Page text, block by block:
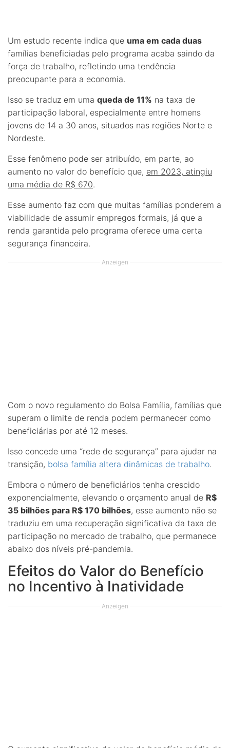
Um estudo recente indica que uma em cada duas
famílias beneficiadas pelo programa acaba saindo da
força de trabalho, refletindo uma tendência
preocupante para a economia.
Isso se traduz em uma queda de 11% na taxa de
participação laboral, especialmente entre homens
jovens de 14 a 30 anos, situados nas regiões Norte e
Nordeste.
Esse fenômeno pode ser atribuído, em parte, ao
aumento no valor do benefício que, em 2023, atingiu
uma média de R$ 670.
Esse aumento faz com que muitas famílias ponderem a
viabilidade de assumir empregos formais, já que a
renda garantida pelo programa oferece uma certa
segurança financeira.
Anzeigen
Com o novo regulamento do Bolsa Família, famílias que
superam o limite de renda podem permanecer como
beneficiárias por até 12 meses.
Isso concede uma “rede de segurança” para ajudar na
transição, bolsa família altera dinâmicas de trabalho.
Embora o número de beneficiários tenha crescido
exponencialmente, elevando o orçamento anual de R$
35 bilhões para R$ 170 bilhões, esse aumento não se
traduziu em uma recuperação significativa da taxa de
participação no mercado de trabalho, que permanece
abaixo dos níveis pré-pandemia.
Efeitos do Valor do Benefício
no Incentivo à Inatividade
Anzeigen